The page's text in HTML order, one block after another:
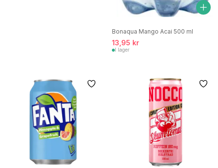
Bonaqua Mango Acai 500 ml
13,95 kr
I lager